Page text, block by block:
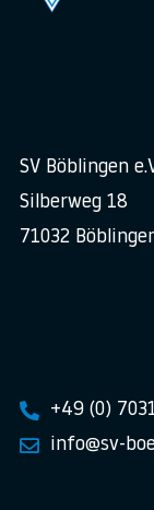
SV Böblingen
Silberweg 18
71032
+49 (0)
info@sv-